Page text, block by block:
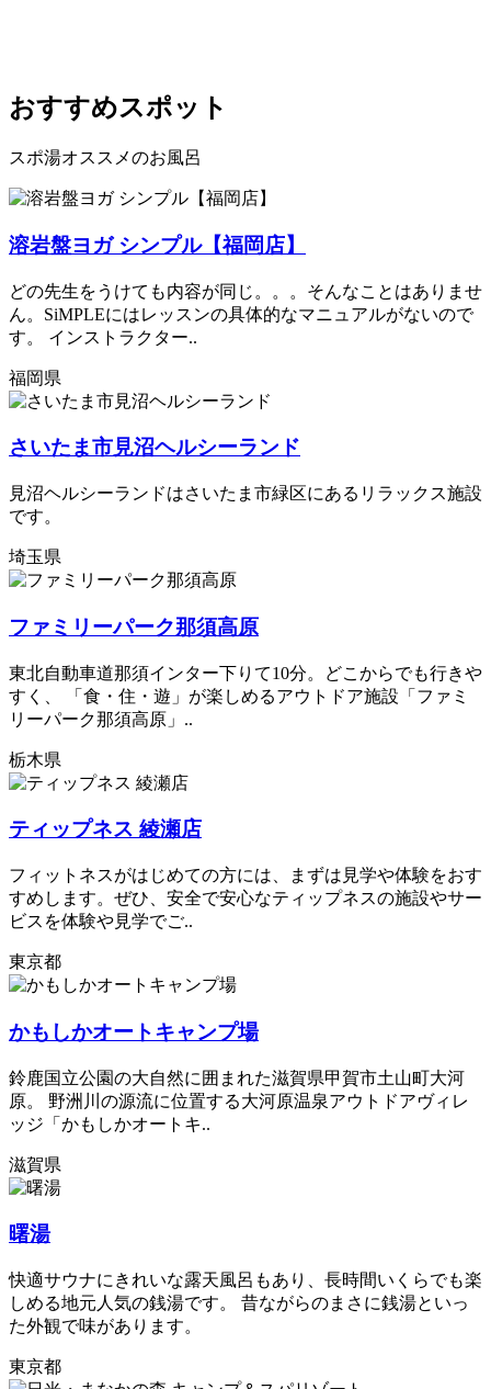
おすすめスポット
スポ湯オススメのお風呂
溶岩盤ヨガ シンプル【福岡店】
どの先生をうけても内容が同じ。。。そんなことはありませ
ん。SiMPLEにはレッスンの具体的なマニュアルがないので
す。 インストラクター..
福岡県
さいたま市見沼ヘルシーランド
見沼ヘルシーランドはさいたま市緑区にあるリラックス施設
です。
埼玉県
ファミリーパーク那須高原
東北自動車道那須インター下りて10分。どこからでも行きや
すく、 「食・住・遊」が楽しめるアウトドア施設「ファミ
リーパーク那須高原」..
栃木県
ティップネス 綾瀬店
フィットネスがはじめての方には、まずは見学や体験をおす
すめします。ぜひ、安全で安心なティップネスの施設やサー
ビスを体験や見学でご..
東京都
かもしかオートキャンプ場
鈴鹿国立公園の大自然に囲まれた滋賀県甲賀市土山町大河
原。 野洲川の源流に位置する大河原温泉アウトドアヴィレ
ッジ「かもしかオートキ..
滋賀県
曙湯
快適サウナにきれいな露天風呂もあり、長時間いくらでも楽
しめる地元人気の銭湯です。 昔ながらのまさに銭湯といっ
た外観で味があります。
東京都